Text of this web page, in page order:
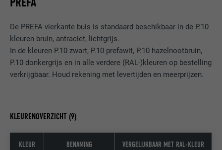
De PREFA vierkante buis is standaard beschikbaar in de P.10
kleuren bruin, antraciet, lichtgrijs.
In de kleuren P.10 zwart, P.10 prefawit, P.10 hazelnootbruin,
P.10 donkergrijs en in alle verdere (RAL-)kleuren op bestelling
verkrijgbaar. Houd rekening met levertijden en meerprijzen.
KLEURENOVERZICHT (9)
KLEUR BENAMING VERGELIJKBAAR MET RAL-KLEUR